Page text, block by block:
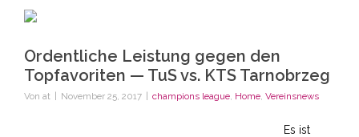
Ordentliche Leistung gegen den
Topfavoriten — TuS vs. KTS Tarnobrzeg
Von at November 25, 2017 champions league, Home, Vereinsnews
Es ist